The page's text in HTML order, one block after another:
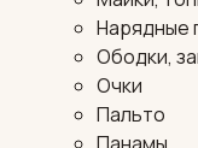
Нарядные
Ободки,
Очки
Пальто